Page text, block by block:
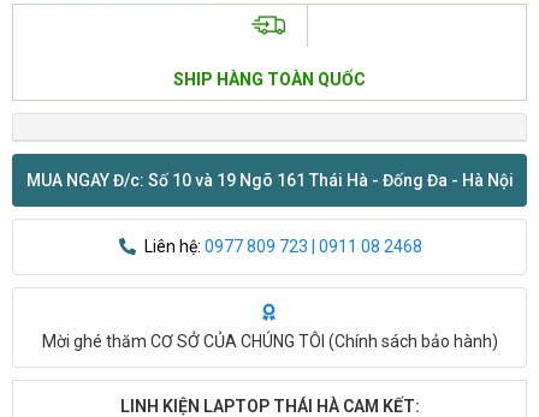
SHIP HÀNG TOÀN QUỐC
MUA NGAY Đ/c: Số 10 và 19 Ngõ 161 Thái Hà - Đống Đa - Hà Nội
Liên hệ: 0977 809 723 | 0911 08 2468
Mời ghé thăm CƠ SỞ CỦA CHÚNG TÔI (Chính sách bảo hành)
LINH KIỆN LAPTOP THÁI HÀ CAM KẾT: